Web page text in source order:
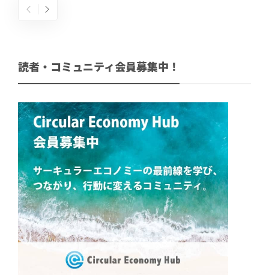
読者・コミュニティ会員募集中！